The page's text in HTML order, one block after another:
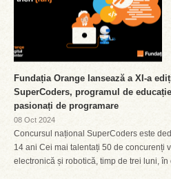
Fundația Orange lansează a XI-a
SuperCoders, programul de
pasionați de programare
08 Oct 2024
Concursul național SuperCoders este
14 ani Cei mai talentați 50 de concurenți
electronică și robotică, timp de trei luni, în